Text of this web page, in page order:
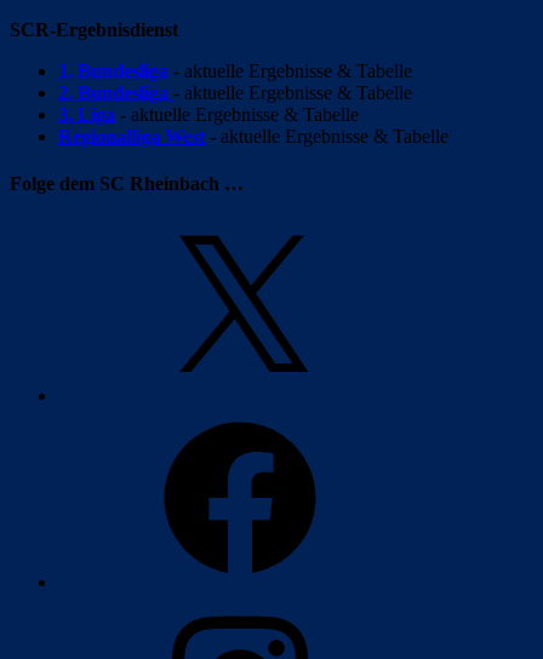
SCR-Ergebnisdienst
1. Bundesliga - aktuelle Ergebnisse & Tabelle
2. Bundesliga - aktuelle Ergebnisse & Tabelle
3. Liga - aktuelle Ergebnisse & Tabelle
Regionalliga West - aktuelle Ergebnisse & Tabelle
Folge dem SC Rheinbach …